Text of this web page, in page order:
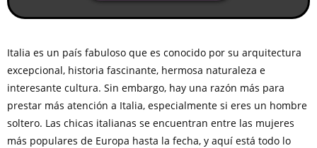
Italia es un país fabuloso que es conocido por su arquitectura
excepcional, historia fascinante, hermosa naturaleza e
interesante cultura. Sin embargo, hay una razón más para
prestar más atención a Italia, especialmente si eres un hombre
soltero. Las chicas italianas se encuentran entre las mujeres
más populares de Europa hasta la fecha, y aquí está todo lo